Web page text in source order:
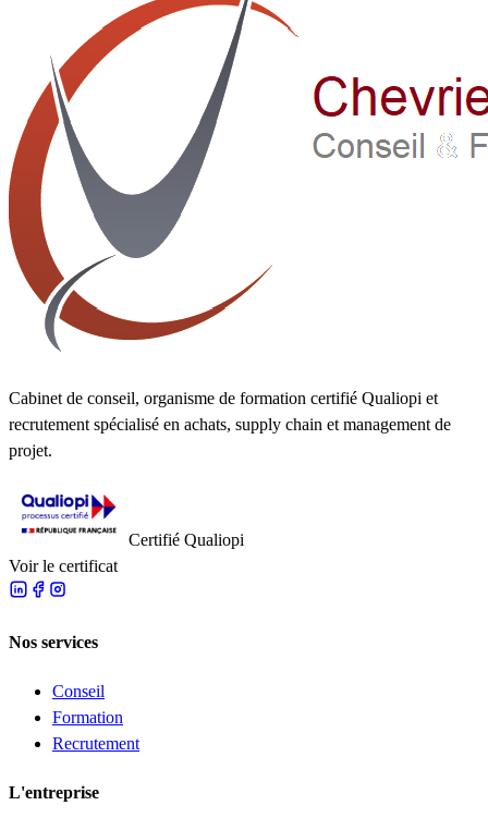
Cabinet de conseil, organisme de formation certifié Qualiopi et
recrutement spécialisé en achats, supply chain et management de
projet.
Certifié Qualiopi
Voir le certificat
Nos services
Conseil
Formation
Recrutement
L'entreprise